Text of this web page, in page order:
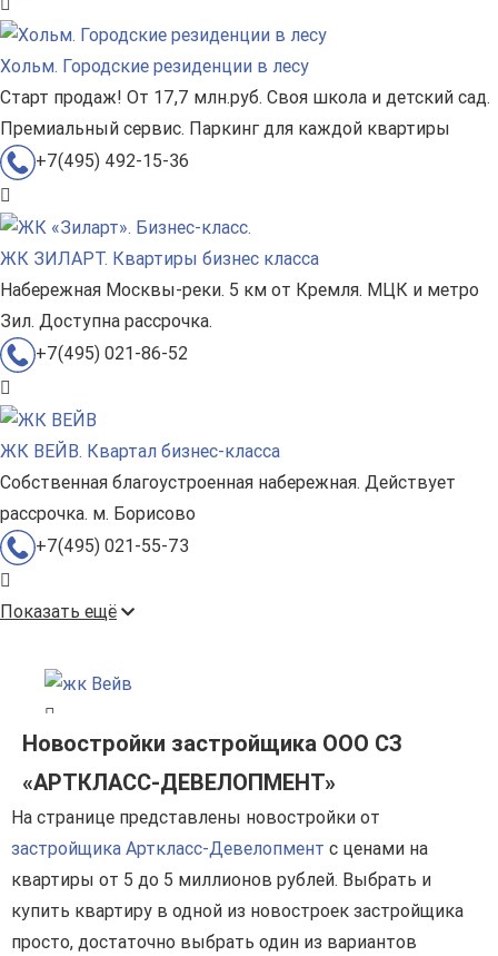
Хольм. Городские резиденции в лесу
Старт продаж! От 17,7 млн.руб. Своя школа и детский сад.
Премиальный сервис. Паркинг для каждой квартиры
+7(495) 492-15-36
ЖК ЗИЛАРТ. Квартиры бизнес класса
Набережная Москвы-реки. 5 км от Кремля. МЦК и метро
Зил. Доступна рассрочка.
+7(495) 021-86-52
ЖК ВЕЙВ. Квартал бизнес-класса
Собственная благоустроенная набережная. Действует
рассрочка. м. Борисово
+7(495) 021-55-73
Показать ещё
Новостройки застройщика ООО СЗ
«АРТКЛАСС-ДЕВЕЛОПМЕНТ»
На странице представлены новостройки от
застройщика Арткласс-Девелопмент с ценами на
квартиры от 5 до 5 миллионов рублей. Выбрать и
купить квартиру в одной из новостроек застройщика
просто, достаточно выбрать один из вариантов